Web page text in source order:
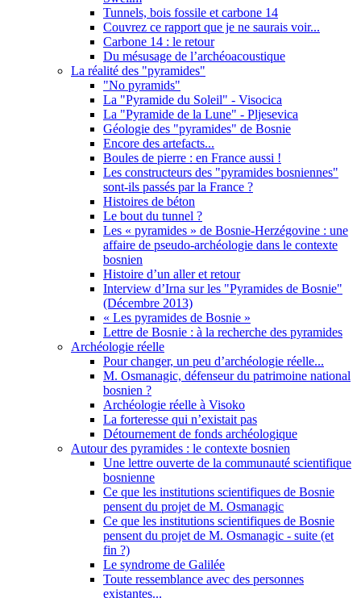
Tunnels, bois fossile et carbone 14
Couvrez ce rapport que je ne saurais voir...
Carbone 14 : le retour
Du mésusage de l’archéoacoustique
La réalité des "pyramides"
"No pyramids"
La "Pyramide du Soleil" - Visocica
La "Pyramide de la Lune" - Pljesevica
Géologie des "pyramides" de Bosnie
Encore des artefacts...
Boules de pierre : en France aussi !
Les constructeurs des "pyramides bosniennes"
sont-ils passés par la France ?
Histoires de béton
Le bout du tunnel ?
Les « pyramides » de Bosnie-Herzégovine : une
affaire de pseudo-archéologie dans le contexte
bosnien
Histoire d’un aller et retour
Interview d’Irna sur les "Pyramides de Bosnie"
(Décembre 2013)
« Les pyramides de Bosnie »
Lettre de Bosnie : à la recherche des pyramides
Archéologie réelle
Pour changer, un peu d’archéologie réelle...
M. Osmanagic, défenseur du patrimoine national
bosnien ?
Archéologie réelle à Visoko
La forteresse qui n’existait pas
Détournement de fonds archéologique
Autour des pyramides : le contexte bosnien
Une lettre ouverte de la communauté scientifique
bosnienne
Ce que les institutions scientifiques de Bosnie
pensent du projet de M. Osmanagic
Ce que les institutions scientifiques de Bosnie
pensent du projet de M. Osmanagic - suite (et
fin ?)
Le syndrome de Galilée
Toute ressemblance avec des personnes
existantes...